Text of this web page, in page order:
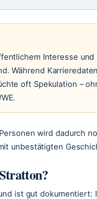
Interesse
Während
oft Spekulation –
wird dadurch
unbestätigten
ist gut dokumentiert: